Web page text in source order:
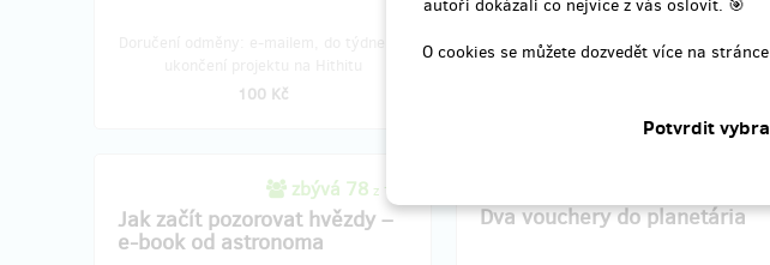
autoři dokázali co nejvíce z vás oslovit. 🎯
O cookies se můžete dozvedět více na stránce
100 Kč
Doručení odměny: e-mailem, do měsíce
zbývá 78 z 100
Jak začít pozorovat hvězdy –
e-book od astronoma
Dva vouchery do planetária